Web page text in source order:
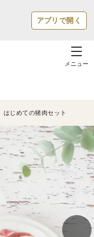
アプリで開く
メニュー
はじめての猪肉セット